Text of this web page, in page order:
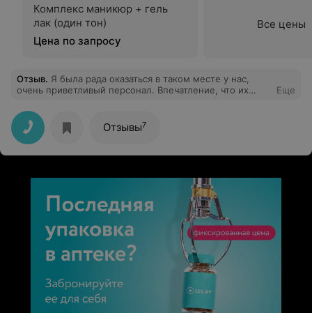
Комплекс маникюр + гель
лак (один тон)
Цена по запросу
Все цены
Отзыв. Я была рада оказаться в таком месте у нас,
очень приветливый персонал. Впечатление, что их
что будет о чем поговорить разместившись в удобных
креслах или на кушетке)
Еще
Отзывы7